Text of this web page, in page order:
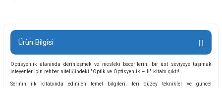
Ürün Bilgisi
Optisyenlik alanında derinleşmek ve mesleki becerilerini bir üst seviyeye taşımak
isteyenler için rehber niteliğindeki "Optik ve Optisyenlik – II" kitabı çıktı!
Serinin ilk kitabında edinilen temel bilgileri, ileri düzey teknikler ve güncel